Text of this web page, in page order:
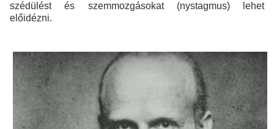
szédülést és szemmozgásokat (nystagmus) lehet
előidézni.